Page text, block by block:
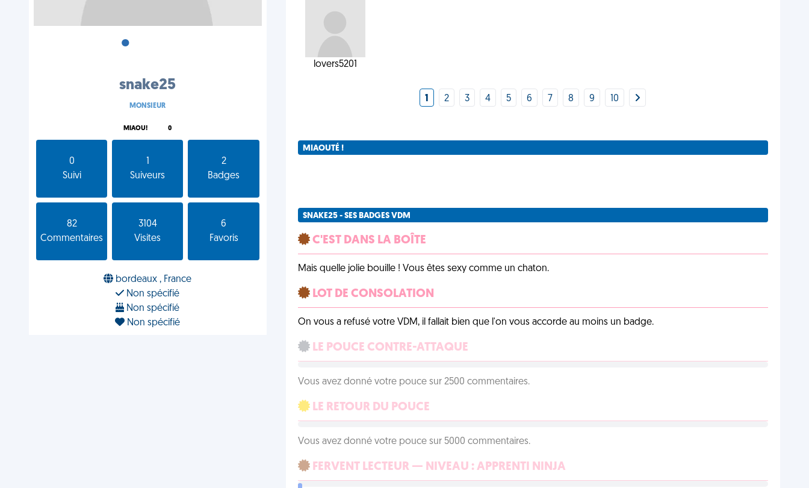
•
snake25
MONSIEUR
MIAOU! 0
0
Suivi
Suiveurs
2
Badges
82
Commentaires
3104
Visites
6
Favoris
bordeaux , France
Non spécifié
Non spécifié
Non spécifié
lovers5201
1 2 3 4 5 6 7 8 9 10
MIAOUTÉ !
SNAKE25 - SES BADGES VDM
C'EST DANS LA BOÎTE
Mais quelle jolie bouille ! Vous êtes sexy comme un chaton.
LOT DE CONSOLATION
On vous a refusé votre VDM, il fallait bien que l'on vous accorde au moins un badge.
LE POUCE CONTRE-ATTAQUE
Vous avez donné votre pouce sur 2500 commentaires.
LE RETOUR DU POUCE
Vous avez donné votre pouce sur 5000 commentaires.
FERVENT LECTEUR — NIVEAU : APPRENTI NINJA